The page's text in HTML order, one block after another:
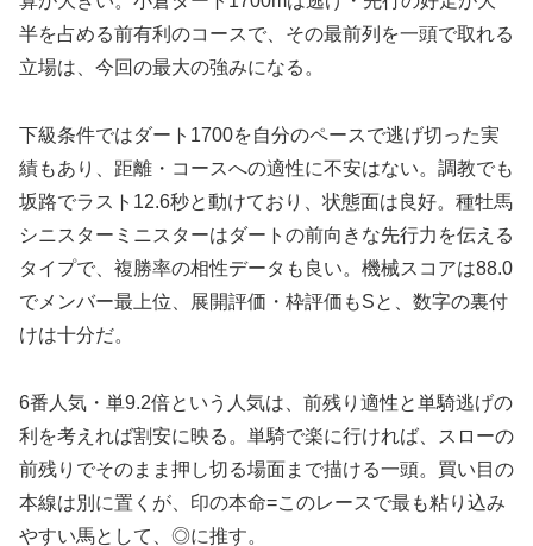
半を占める前有利のコースで、その最前列を一頭で取れる
立場は、今回の最大の強みになる。
下級条件ではダート1700を自分のペースで逃げ切った実
績もあり、距離・コースへの適性に不安はない。調教でも
坂路でラスト12.6秒と動けており、状態面は良好。種牡馬
シニスターミニスターはダートの前向きな先行力を伝える
タイプで、複勝率の相性データも良い。機械スコアは88.0
でメンバー最上位、展開評価・枠評価もSと、数字の裏付
けは十分だ。
6番人気・単9.2倍という人気は、前残り適性と単騎逃げの
利を考えれば割安に映る。単騎で楽に行ければ、スローの
前残りでそのまま押し切る場面まで描ける一頭。買い目の
本線は別に置くが、印の本命=このレースで最も粘り込み
やすい馬として、◎に推す。